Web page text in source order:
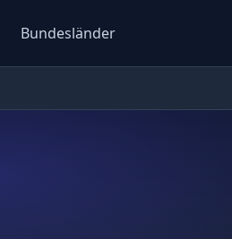
Bundesländer